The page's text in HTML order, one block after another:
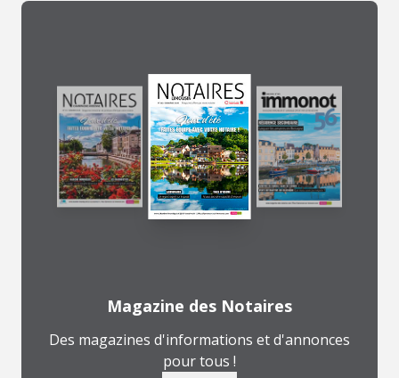
Magazine des Notaires
Des magazines d'informations et d'annonces
pour tous !